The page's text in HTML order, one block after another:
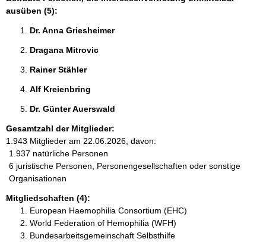
ausüben (5):
Dr. Anna Griesheimer
Dragana Mitrovic
Rainer Stähler
Alf Kreienbring
Dr. Günter Auerswald
Gesamtzahl der Mitglieder:
1.943 Mitglieder am 22.06.2026, davon:
1.937 natürliche Personen
6 juristische Personen, Personengesellschaften oder sonstige
Organisationen
Mitgliedschaften (4):
European Haemophilia Consortium (EHC)
World Federation of Hemophilia (WFH)
Bundesarbeitsgemeinschaft Selbsthilfe